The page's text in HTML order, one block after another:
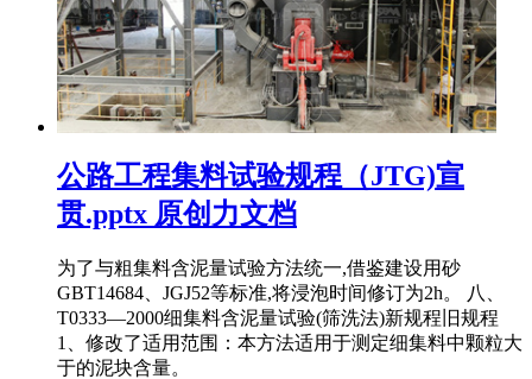
公路工程集料试验规程（JTG)宣
贯.pptx 原创力文档
为了与粗集料含泥量试验方法统一,借鉴建设用砂
GBT14684、JGJ52等标准,将浸泡时间修订为2h。 八、
T0333—2000细集料含泥量试验(筛洗法)新规程旧规程
1、修改了适用范围：本方法适用于测定细集料中颗粒大
于的泥块含量。